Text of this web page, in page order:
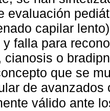
evaluación
capilar
falla para
cianosis o
que se
de
válido ante